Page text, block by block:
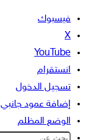
فيسبوك
‫X
‫YouTube
انستقرام
تسجيل الدخول
إضافة عمود جانبي
الوضع المظلم